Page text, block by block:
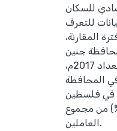
للسكان.
للتعرف
المقارنة،
جنين
من (251807 نسمة) حسب تعداد 2007م إلى (308618 نسمة) حسب تعداد 2017م،
البطالة في المحافظة
شكل العاملون في فلسطين
للعاملين حسب مكان العمل، وذلك بنسبة (77.4%) من مجموع
العاملين.